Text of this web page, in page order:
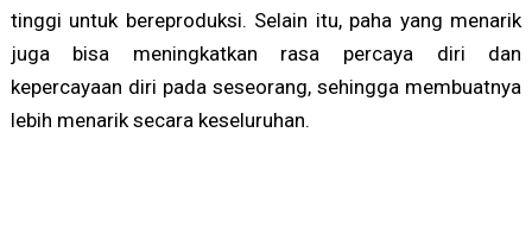
tinggi untuk bereproduksi. Selain itu, paha yang menarik
juga bisa meningkatkan rasa percaya diri dan
kepercayaan diri pada seseorang, sehingga membuatnya
lebih menarik secara keseluruhan.